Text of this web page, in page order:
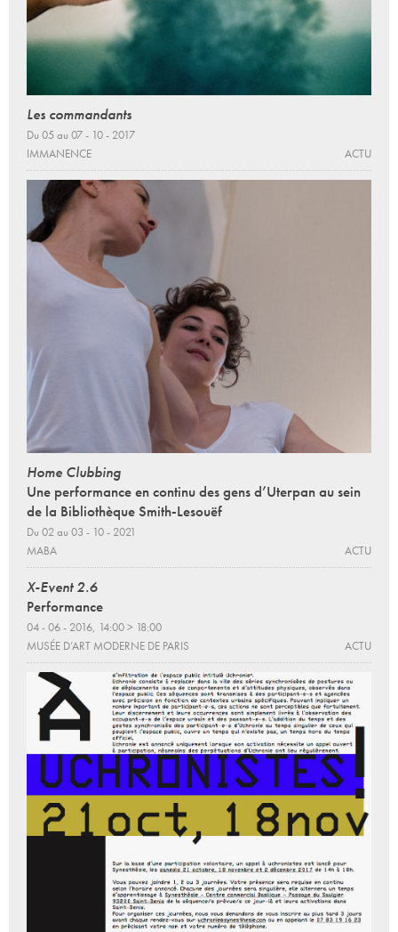
Les commandants
Du 05 au 07 - 10 - 2017
IMMANENCE
ACTU
Home Clubbing
Une performance en continu des gens d’Uterpan au sein
de la Bibliothèque Smith-Lesouëf
Du 02 au 03 - 10 - 2021
MABA
ACTU
X-Event 2.6
Performance
04 - 06 - 2016, 14:00 > 18:00
MUSÉE D’ART MODERNE DE PARIS
ACTU